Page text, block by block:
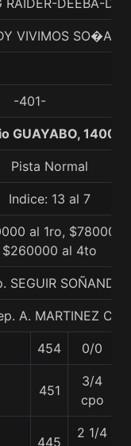
DEEBA-
VIVIMOS
-401-
GUAYABO, 1400
Pista Normal
Indice: 13 al 7
al 1ro,
$260000 al 4to
SEGUIR SOÑANDO
A. MARTINEZ C.
454 0/0
451
3/4
cpo
445
2 1/4